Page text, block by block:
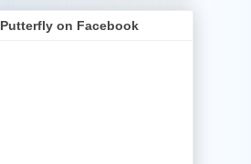
Putterfly on Facebook